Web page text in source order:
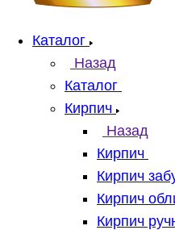
Каталог
Назад
Каталог
Кирпич
Назад
Кирпич
Кирпич
Кирпич
Кирпич